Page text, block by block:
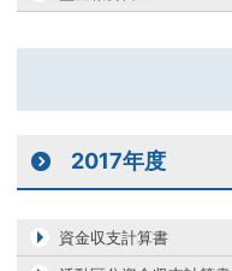
2017年度
資金収支計算書